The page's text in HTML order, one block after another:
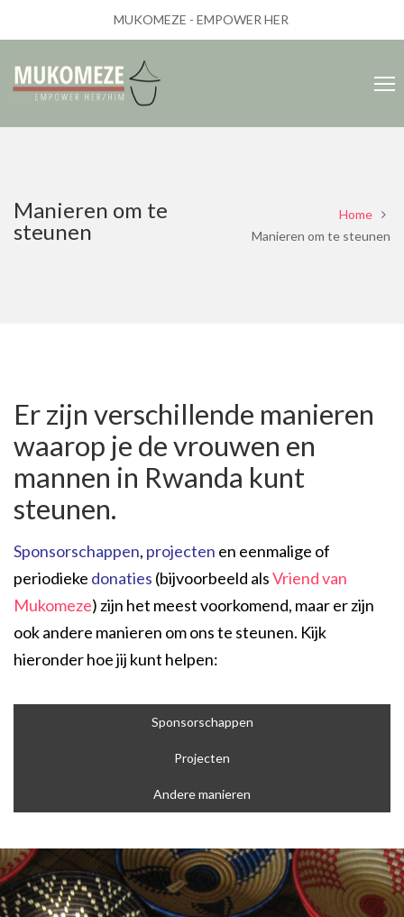
MUKOMEZE - EMPOWER HER
Manieren om te
steunen
Home
Manieren om te steunen
Er zijn verschillende manieren
waarop je de vrouwen en
mannen in Rwanda kunt
steunen.
Sponsorschappen, projecten en eenmalige of
periodieke donaties (bijvoorbeeld alsVriend van
Mukomeze) zijn het meest voorkomend, maar er zijn
ook andere manieren om ons te steunen. Kijk
hieronder hoe jij kunt helpen:
Sponsorschappen
Projecten
Andere manieren